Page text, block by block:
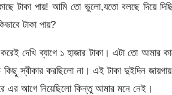
টাকা পায়! আমি তো ভুলো,যতো বলছে দিয়ে
টাকা পায়?
দেখি ব্যাগে ১ হাজার টাকা। এটা তো আমার
কিছু স্বীকার করছিলো না। এই টাকা দুইদিন
এর আগে নিয়েছিলো কিন্তু আমার মনে নেই।